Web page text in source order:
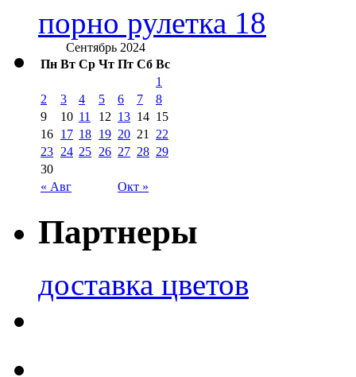
порно рулетка 18
Сентябрь 2024
Пн Вт Ср Чт Пт Сб Вс
« Авг Окт »
1
2
3 4 5 6 7
8
9
10 11 12 13 14 15
16 17 18 19 20 21
22
23 24 25 26 27 28 29
30
Партнеры
доставка цветов